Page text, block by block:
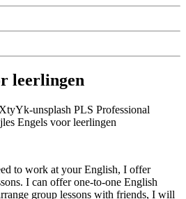
leerlingen
to work at your English, I offer
I can offer one-to-one English
group lessons with friends, I will